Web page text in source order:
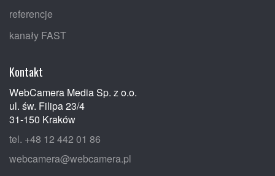
referencje
kanały FAST
Kontakt
WebCamera Media Sp. z o.o.
ul. św. Filipa 23/4
31-150 Kraków
tel. +48 12 442 01 86
webcamera@webcamera.pl